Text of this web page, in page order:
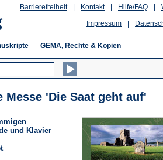
Hilfe/FAQ
Kontakt
Barrierefreiheit
Impressum
GEMA, Rechte & Kopien
Messe 'Die Saat geht auf'
und Klavier